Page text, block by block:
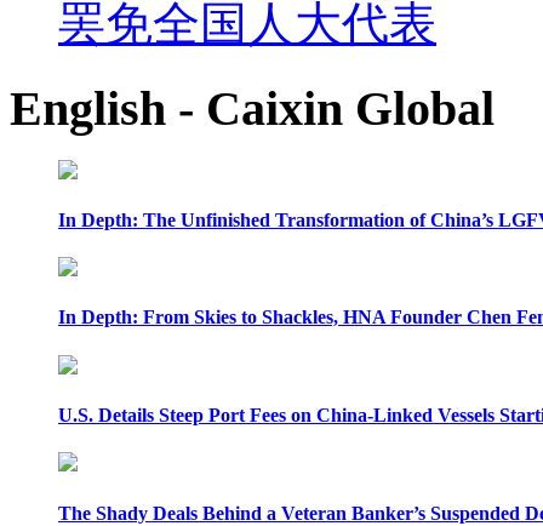
罢免全国人大代表
English - Caixin Global
In Depth: The Unfinished Transformation of China’s
In Depth: From Skies to Shackles, HNA Founder Chen
U.S. Details Steep Port Fees on China-Linked Vessels
The Shady Deals Behind a Veteran Banker’s Suspended